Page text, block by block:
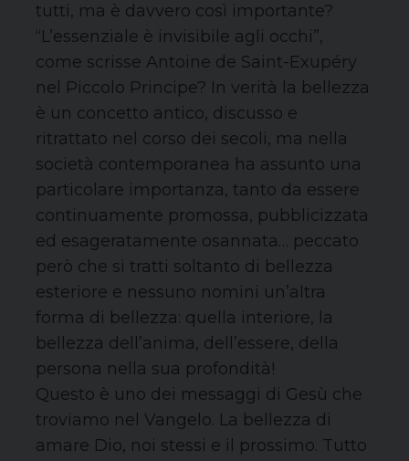
tutti, ma è davvero così importante?
“L’essenziale è invisibile agli occhi”,
come scrisse Antoine de Saint-Exupéry
nel Piccolo Principe? In verità la bellezza
è un concetto antico, discusso e
ritrattato nel corso dei secoli, ma nella
società contemporanea ha assunto una
particolare importanza, tanto da essere
continuamente promossa, pubblicizzata
ed esageratamente osannata… peccato
però che si tratti soltanto di bellezza
esteriore e nessuno nomini un’altra
forma di bellezza: quella interiore, la
bellezza dell’anima, dell’essere, della
persona nella sua profondità!
Questo è uno dei messaggi di Gesù che
troviamo nel Vangelo. La bellezza di
amare Dio, noi stessi e il prossimo. Tutto